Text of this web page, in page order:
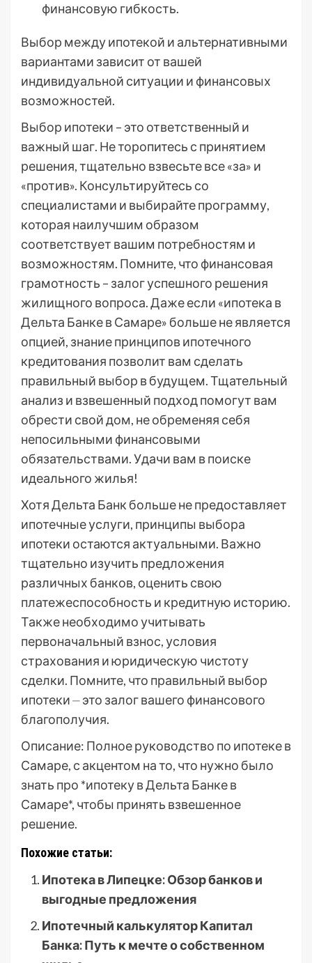
финансовую гибкость.
Выбор между ипотекой и альтернативными
вариантами зависит от вашей
индивидуальной ситуации и финансовых
возможностей.
Выбор ипотеки – это ответственный и
важный шаг. Не торопитесь с принятием
решения, тщательно взвесьте все «за» и
«против». Консультируйтесь со
специалистами и выбирайте программу,
которая наилучшим образом
соответствует вашим потребностям и
возможностям. Помните, что финансовая
грамотность – залог успешного решения
жилищного вопроса. Даже если «ипотека в
Дельта Банке в Самаре» больше не является
опцией, знание принципов ипотечного
кредитования позволит вам сделать
правильный выбор в будущем. Тщательный
анализ и взвешенный подход помогут вам
обрести свой дом, не обременяя себя
непосильными финансовыми
обязательствами. Удачи вам в поиске
идеального жилья!
Хотя Дельта Банк больше не предоставляет
ипотечные услуги, принципы выбора
ипотеки остаются актуальными. Важно
тщательно изучить предложения
различных банков, оценить свою
платежеспособность и кредитную историю.
Также необходимо учитывать
первоначальный взнос, условия
страхования и юридическую чистоту
сделки. Помните, что правильный выбор
ипотеки ⏤ это залог вашего финансового
благополучия.
Описание: Полное руководство по ипотеке в
Самаре, с акцентом на то, что нужно было
знать про *ипотеку в Дельта Банке в
Самаре*, чтобы принять взвешенное
решение.
Похожие статьи:
Ипотека в Липецке: Обзор банков и
выгодные предложения
Ипотечный калькулятор Капитал
Банка: Путь к мечте о собственном